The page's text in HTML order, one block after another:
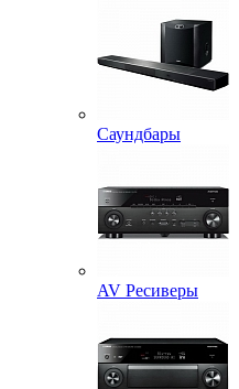
Саундбары
AV Ресиверы